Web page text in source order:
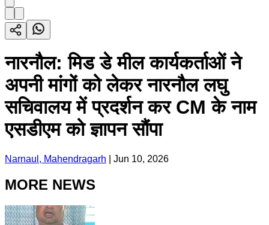
नारनौल: मिड डे मील कार्यकर्ताओं ने
अपनी मांगों को लेकर नारनौल लघु
सचिवालय में प्रदर्शन कर CM के नाम
एसडीएम को ज्ञापन सौंपा
Narnaul, Mahendragarh Jun 10, 2026
MORE NEWS